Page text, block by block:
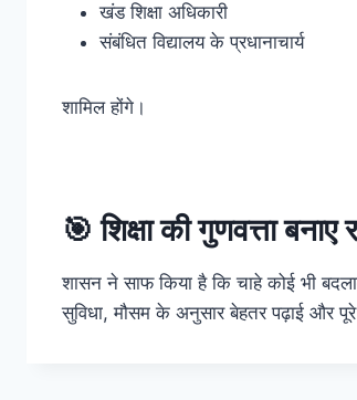
खंड शिक्षा अधिकारी
संबंधित विद्यालय के प्रधानाचार्य
शामिल होंगे।
🎯शिक्षा की गुणवत्ता
शासन ने साफ किया है कि चाहे कोई भी
सुविधा, मौसम के अनुसार बेहतर पढ़ाई और